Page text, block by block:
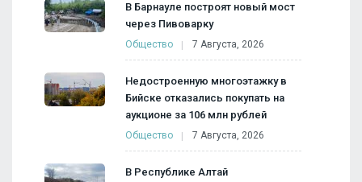
В Барнауле построят новый мост
через Пивоварку
Общество 7 Августа, 2026
Недостроенную многоэтажку в
Бийске отказались покупать на
аукционе за 106 млн рублей
Общество 7 Августа, 2026
В Республике Алтай